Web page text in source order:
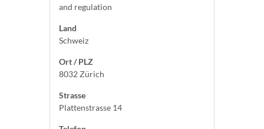
and regulation
Land
Schweiz
Ort / PLZ
8032 Zürich
Strasse
Plattenstrasse 14